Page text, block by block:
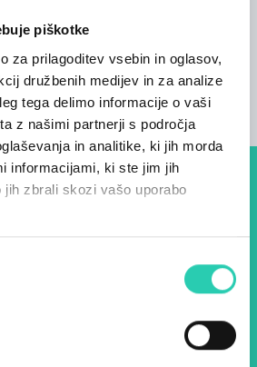
piškotke
za prilagoditev vsebin in oglasov,
družbenih medijev in za analize
tega delimo informacije o vaši
z našimi partnerji s področja
in analitike, ki jih morda
informacijami, ki ste jim jih
jih zbrali skozi vašo uporabo
specialitetami ter
vedno z veseljem sprejme
in zgodbe iz
kulture
na naš novičnik
tekočem z